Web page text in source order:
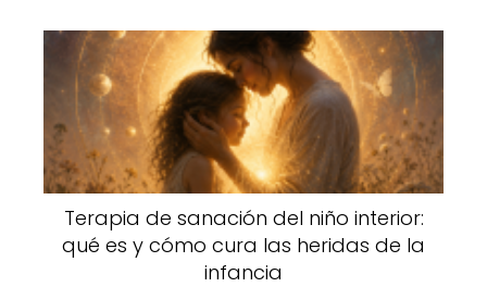
Terapia de sanación del niño interior:
qué es y cómo cura las heridas de la
infancia